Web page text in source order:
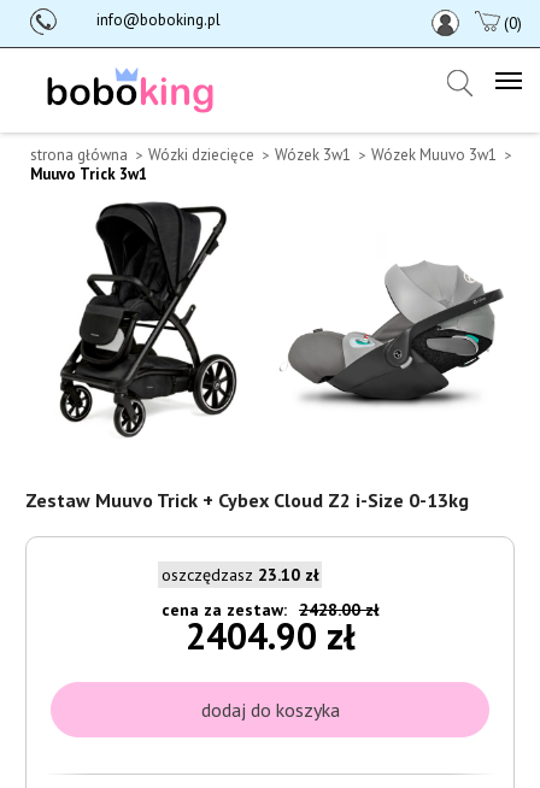
info@boboking.pl (0)
strona główna Wózki dziecięce Wózek 3w1
Wózek Muuvo 3w1
Muuvo Trick 3w1
Zestaw Muuvo Trick + Cybex Cloud Z2 i-Size 0-13kg
oszczędzasz 23.10 zł
2428.00 zł
cena za zestaw:
2404.90 zł